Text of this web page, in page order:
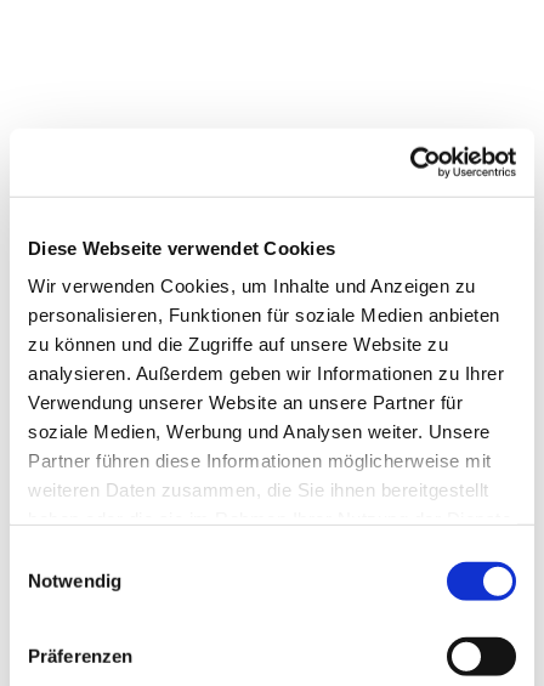
Diese Webseite verwendet Cookies
Wir verwenden Cookies, um Inhalte und Anzeigen zu
personalisieren, Funktionen für soziale Medien anbieten
zu können und die Zugriffe auf unsere Website zu
analysieren. Außerdem geben wir Informationen zu Ihrer
Verwendung unserer Website an unsere Partner für
soziale Medien, Werbung und Analysen weiter. Unsere
Partner führen diese Informationen möglicherweise mit
weiteren Daten zusammen, die Sie ihnen bereitgestellt
Notwendig
Präferenzen
Dies könnte Sie auch
interessieren